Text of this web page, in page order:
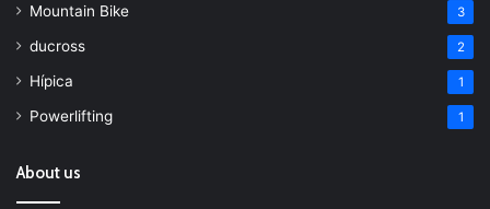
Mountain Bike 3
ducross 2
Hípica 1
Powerlifting 1
About us